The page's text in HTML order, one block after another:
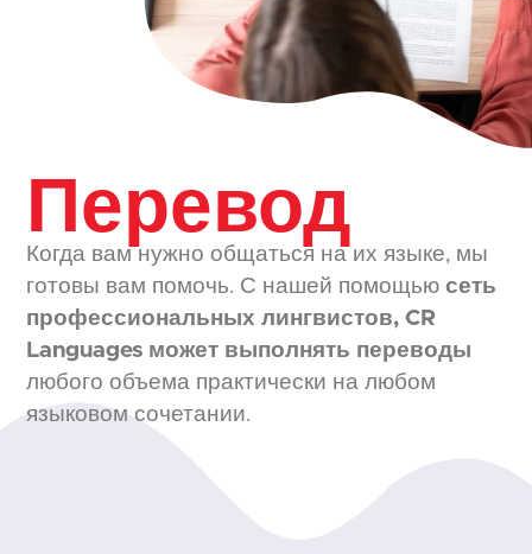
Перевод
Когда вам нужно общаться на их языке, мы
готовы вам помочь. С нашей помощьюсеть
профессиональных лингвистов, CR
Languages может выполнять переводы
любого объема практически на любом
языковом сочетании.